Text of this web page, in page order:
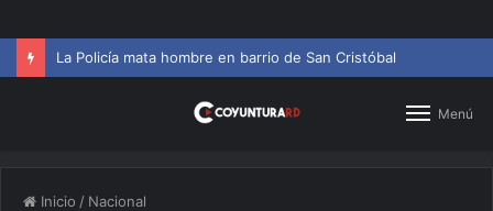
La Policía mata hombre en barrio de San Cristóbal
Menú
Inicio / Nacional